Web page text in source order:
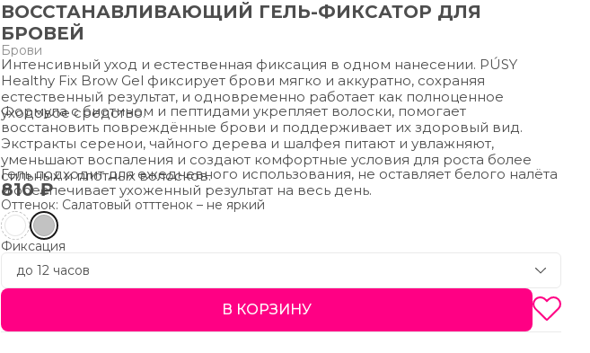
ВОССТАНАВЛИВАЮЩИЙ ГЕЛЬ-ФИКСАТОР ДЛЯ
БРОВЕЙ
Брови
Интенсивный уход и естественная фиксация в одном нанесении. PÚSY
Healthy Fix Brow Gel фиксирует брови мягко и аккуратно, сохраняя
естественный результат, и одновременно работает как полноценное
уходовое средство.
Формула с биотином и пептидами укрепляет волоски, помогает
восстановить повреждённые брови и поддерживает их здоровый вид.
Экстракты серенои, чайного дерева и шалфея питают и увлажняют,
уменьшают воспаления и создают комфортные условия для роста более
сильных и плотных волосков.
Гель подходит для ежедневного использования, не оставляет белого налёта
и обеспечивает ухоженный результат на весь день.
810 ₽
Оттенок: Салатовый отттенок – не яркий
Фиксация
до 12 часов
В КОРЗИНУ